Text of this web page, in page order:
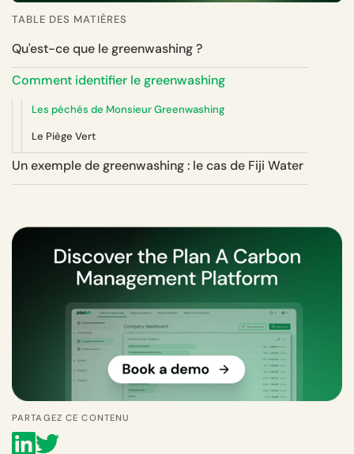
TABLE DES MATIÈRES
Qu'est-ce que le greenwashing ?
Comment identifier le greenwashing
Les péchés de Monsieur Greenwashing
Le Piège Vert
Un exemple de greenwashing : le cas de Fiji Water
PARTAGEZ CE CONTENU